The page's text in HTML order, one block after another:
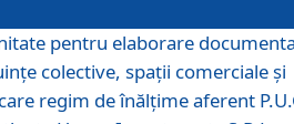
pentru elaborare
colective, spaţii comerciale şi
regim de înălţime aferent